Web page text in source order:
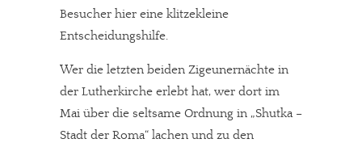
Besucher hier eine klitzekleine
Entscheidungshilfe.
Wer die letzten beiden Zigeunernächte in
der Lutherkirche erlebt hat, wer dort im
Mai über die seltsame Ordnung in „Shutka –
Stadt der Roma“ lachen und zu den